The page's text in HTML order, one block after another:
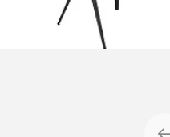
В КОРЗИНУ